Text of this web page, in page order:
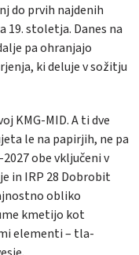
do prvih najdenih
19. stoletja. Danes na
pa ohranjajo
ki deluje v sožitju
KMG-MID. A ti dve
le na papirjih, ne pa
obe vključeni v
in IRP 28 Dobrobit
obliko
kmetijo kot
elementi – tla-